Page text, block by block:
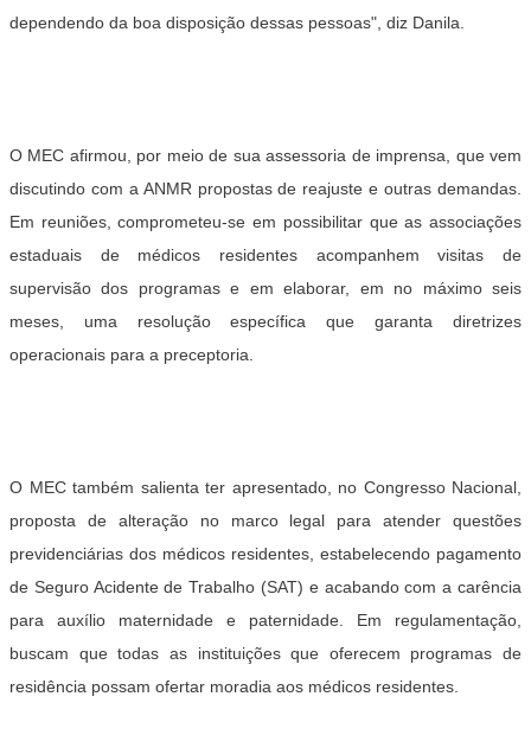
dependendo da boa disposição dessas pessoas", diz Danila.
O MEC afirmou, por meio de sua assessoria de imprensa, que vem
discutindo com a ANMR propostas de reajuste e outras demandas.
Em reuniões, comprometeu-se em possibilitar que as associações
estaduais de médicos residentes acompanhem visitas de
supervisão dos programas e em elaborar, em no máximo seis
meses, uma resolução específica que garanta diretrizes
operacionais para a preceptoria.
O MEC também salienta ter apresentado, no Congresso Nacional,
proposta de alteração no marco legal para atender questões
previdenciárias dos médicos residentes, estabelecendo pagamento
de Seguro Acidente de Trabalho (SAT) e acabando com a carência
para auxílio maternidade e paternidade. Em regulamentação,
buscam que todas as instituições que oferecem programas de
residência possam ofertar moradia aos médicos residentes.